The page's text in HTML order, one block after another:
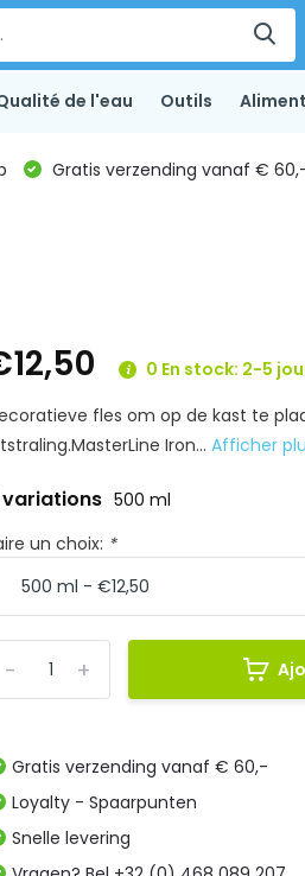
de l'eau Outils
Gratis verzending vanaf €
0 En stock: 2-5
fles om op de kast te
Iron...Afficher
variations 500 ml
un choix: *
+
-
Gratis verzending vanaf € 60,-
Loyalty - Spaarpunten
Snelle levering